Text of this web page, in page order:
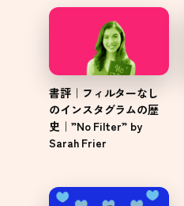
書評｜フィルターなし
のインスタグラムの歴
史｜”No Filter” by
Sarah Frier